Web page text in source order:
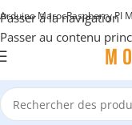
Passer à la navigation
Passer au contenu
Arduino MarocRaspberry PI